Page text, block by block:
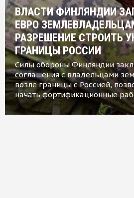
ВЛАСТИ ФИНЛЯНДИИ
ЕВРО
РАЗРЕШЕНИЕ СТРОИТЬ
ГРАНИЦЫ РОССИИ
Силы обороны Финляндии
соглашения с владельцами
возле границы с Россией,
начать фортификационные